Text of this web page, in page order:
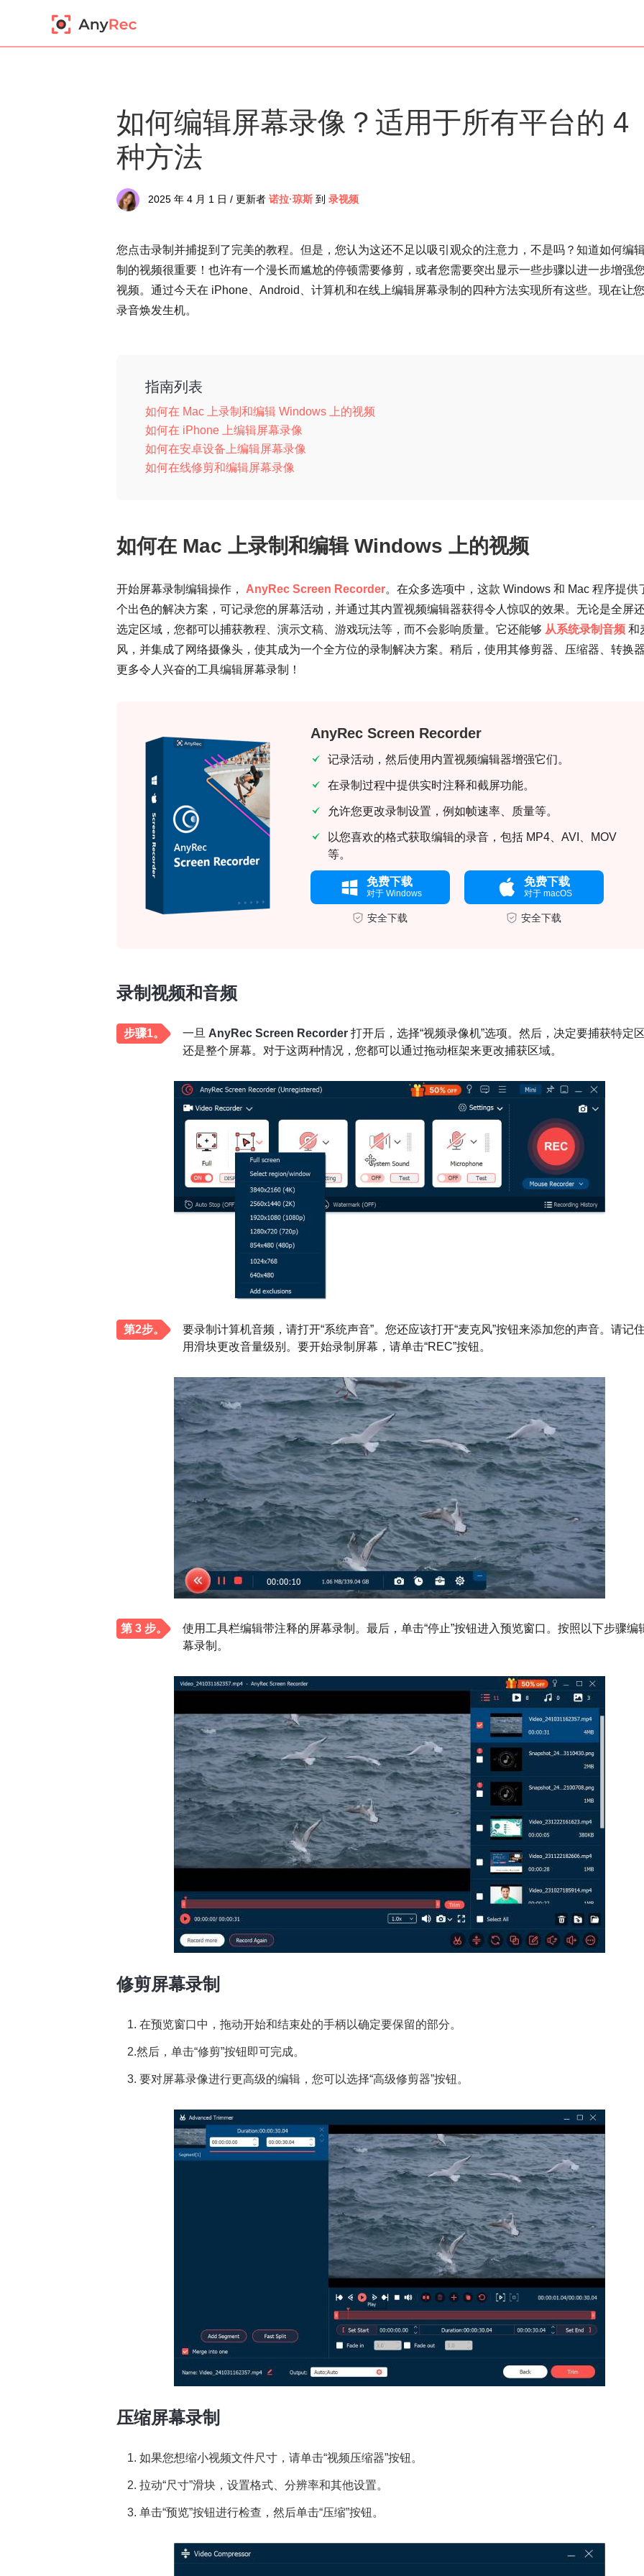
如何编辑屏幕录像？适用于所有平台的 4
种方法
2025 年 4 月 1 日 / 更新者 诺拉·琼斯 到 录视频
您点击录制并捕捉到了完美的教程。但是，您认为这还不足以吸引观众的注意力，不是吗？知道如何编
制的视频很重要！也许有一个漫长而尴尬的停顿需要修剪，或者您需要突出显示一些步骤以进一步增强
视频。通过今天在 iPhone、Android、计算机和在线上编辑屏幕录制的四种方法实现所有这些。现在让
录音焕发生机。
指南列表
如何在 Mac 上录制和编辑 Windows 上的视频
如何在 iPhone 上编辑屏幕录像
如何在安卓设备上编辑屏幕录像
如何在线修剪和编辑屏幕录像
如何在 Mac 上录制和编辑 Windows 上的视频
开始屏幕录制编辑操作， AnyRec Screen Recorder。在众多选项中，这款 Windows 和 Mac 程序提供
个出色的解决方案，可记录您的屏幕活动，并通过其内置视频编辑器获得令人惊叹的效果。无论是全屏
选定区域，您都可以捕获教程、演示文稿、游戏玩法等，而不会影响质量。它还能够 从系统录制音频 和
风，并集成了网络摄像头，使其成为一个全方位的录制解决方案。稍后，使用其修剪器、压缩器、转换
更多令人兴奋的工具编辑屏幕录制！
AnyRec Screen Recorder
记录活动，然后使用内置视频编辑器增强它们。
在录制过程中提供实时注释和截屏功能。
允许您更改录制设置，例如帧速率、质量等。
以您喜欢的格式获取编辑的录音，包括 MP4、AVI、MOV
等。
免费下载
对于 Windows
安全下载
免费下载
对于 macOS
安全下载
录制视频和音频
步骤1。 一旦 AnyRec Screen Recorder 打开后，选择“视频录像机”选项。然后，决定要捕获特定
还是整个屏幕。对于这两种情况，您都可以通过拖动框架来更改捕获区域。
第2步。
要录制计算机音频，请打开“系统声音”。您还应该打开“麦克风”按钮来添加您的声音。请记
用滑块更改音量级别。要开始录制屏幕，请单击“REC”按钮。
第 3 步。
使用工具栏编辑带注释的屏幕录制。最后，单击“停止”按钮进入预览窗口。按照以下步骤编
幕录制。
修剪屏幕录制
1. 在预览窗口中，拖动开始和结束处的手柄以确定要保留的部分。
2.然后，单击“修剪”按钮即可完成。
3. 要对屏幕录像进行更高级的编辑，您可以选择“高级修剪器”按钮。
压缩屏幕录制
1. 如果您想缩小视频文件尺寸，请单击“视频压缩器”按钮。
2. 拉动“尺寸”滑块，设置格式、分辨率和其他设置。
3. 单击“预览”按钮进行检查，然后单击“压缩”按钮。